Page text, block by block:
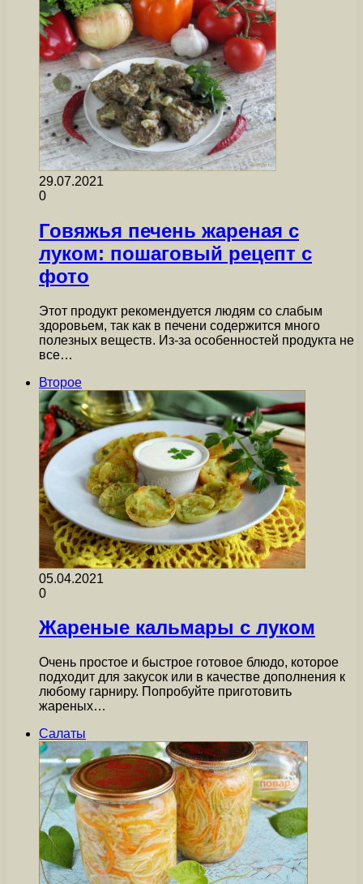
29.07.2021
0
Говяжья печень жареная с
луком: пошаговый рецепт с
фото
Этот продукт рекомендуется людям со слабым
здоровьем, так как в печени содержится много
полезных веществ. Из-за особенностей продукта не
все…
Второе
05.04.2021
0
Жареные кальмары с луком
Очень простое и быстрое готовое блюдо, которое
подходит для закусок или в качестве дополнения к
любому гарниру. Попробуйте приготовить
жареных…
Салаты